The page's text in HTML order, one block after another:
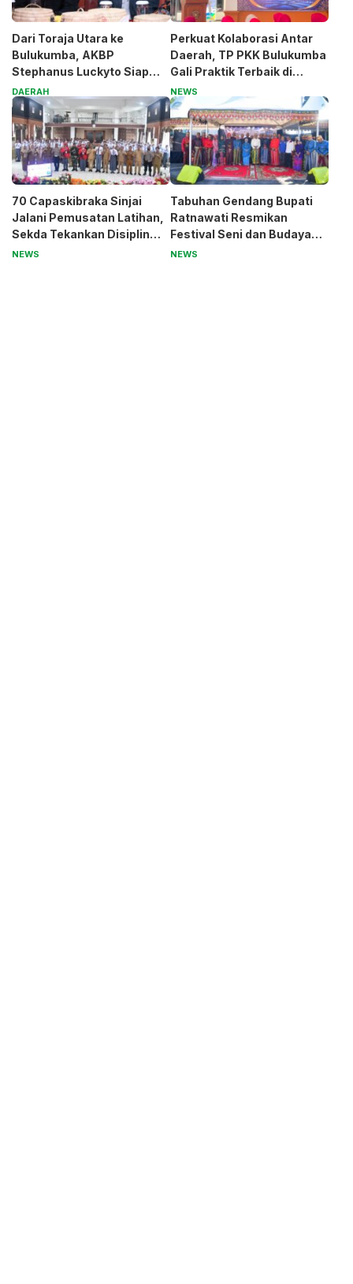
Dari Toraja Utara ke
Bulukumba, AKBP
Stephanus Luckyto Siap
Jaga Kamtibmas
DAERAH
Perkuat Kolaborasi Antar
Daerah, TP PKK Bulukumba
Gali Praktik Terbaik di
Kabupaten Malang
NEWS
70 Capaskibraka Sinjai
Jalani Pemusatan Latihan,
Sekda Tekankan Disiplin
dan Nasionalisme
NEWS
Tabuhan Gendang Bupati
Ratnawati Resmikan
Festival Seni dan Budaya
Sinjai, Benteng Balangnipa
NEWS